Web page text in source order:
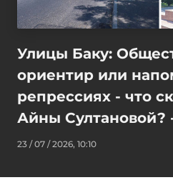
Улицы Баку:
ориентир или
репрессиях - что
Айны
23 / 07 / 2026, 10:10